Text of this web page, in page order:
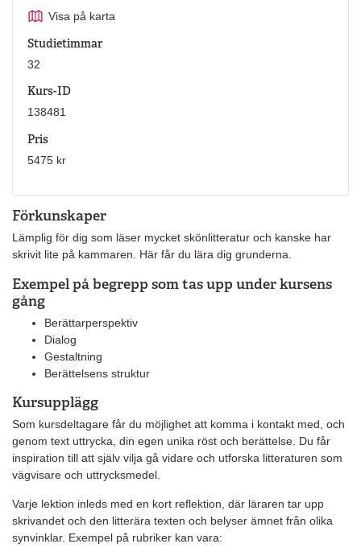
Förkunskaper
Lämplig för dig som läser mycket skönlitteratur och kanske har
skrivit lite på kammaren. Här får du lära dig grunderna.
Exempel på begrepp som tas upp under kursens
gång
Berättarperspektiv
Dialog
Gestaltning
Berättelsens struktur
Kursupplägg
Som kursdeltagare får du möjlighet att komma i kontakt med, och
genom text uttrycka, din egen unika röst och berättelse. Du får
inspiration till att själv vilja gå vidare och utforska litteraturen som
vägvisare och uttrycksmedel.
Varje lektion inleds med en kort reflektion, där läraren tar upp
skrivandet och den litterära texten och belyser ämnet från olika
synvinklar. Exempel på rubriker kan vara:
Visa på karta
Studietimmar
32
Kurs-ID
138481
Pris
5475 kr